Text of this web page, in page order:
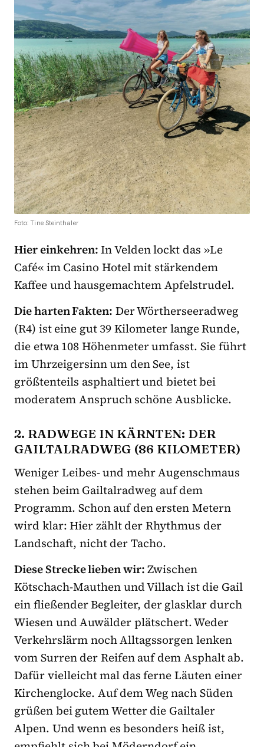
Foto: Tine Steinthaler
Hier einkehren:In Velden lockt das »Le
Café« im Casino Hotel mit stärkendem
Kaffee und hausgemachtem Apfelstrudel.
Die harten Fakten: Der Wörtherseeradweg
(R4) ist eine gut 39 Kilometer lange Runde,
die etwa 108 Höhenmeter umfasst. Sie führt
im Uhrzeigersinn um den See, ist
größtenteils asphaltiert und bietet bei
moderatem Anspruch schöne Ausblicke.
2. RADWEGE IN KÄRNTEN: DER
GAILTALRADWEG (86 KILOMETER)
Weniger Leibes- und mehr Augenschmaus
stehen beim Gailtalradweg auf dem
Programm. Schon auf den ersten Metern
wird klar: Hier zählt der Rhythmus der
Landschaft, nicht der Tacho.
Diese Strecke lieben wir:Zwischen
Kötschach-Mauthen und Villach ist die Gail
ein fließender Begleiter, der glasklar durch
Wiesen und Auwälder plätschert. Weder
Verkehrslärm noch Alltagssorgen lenken
vom Surren der Reifen auf dem Asphalt ab.
Dafür vielleicht mal das ferne Läuten einer
Kirchenglocke. Auf dem Weg nach Süden
grüßen bei gutem Wetter die Gailtaler
Alpen. Und wenn es besonders heiß ist,